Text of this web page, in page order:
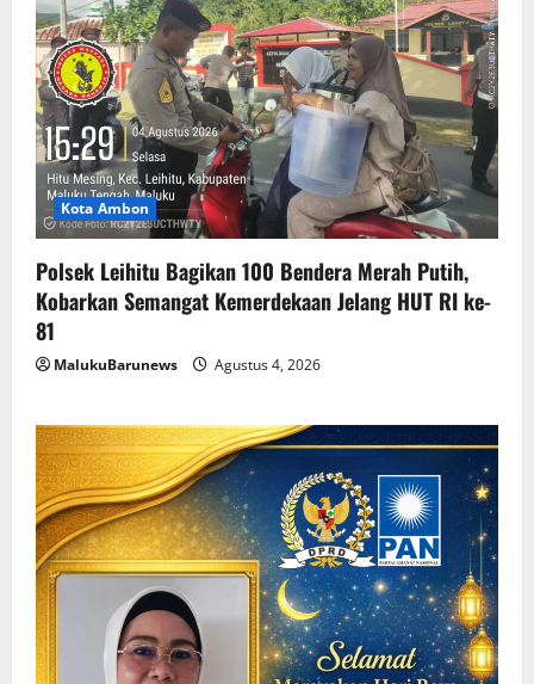
Kota Ambon
Polsek Leihitu Bagikan 100 Bendera Merah Putih,
Kobarkan Semangat Kemerdekaan Jelang HUT RI ke-
81
MalukuBarunews Agustus 4, 2026